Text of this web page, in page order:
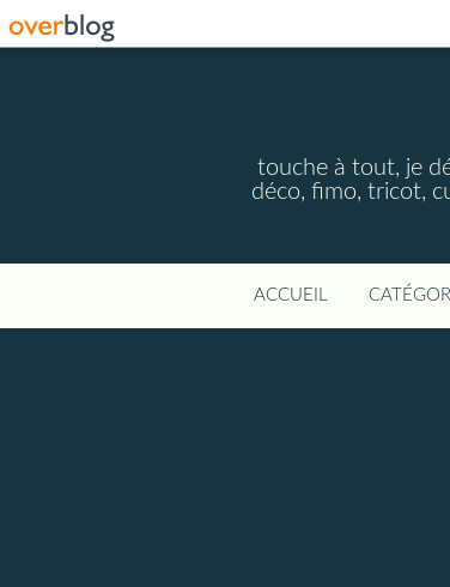
touche à tout, je
déco, fimo, tricot,
ACCUEIL